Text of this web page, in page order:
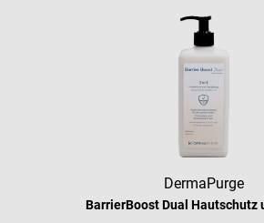
DermaPurge
BarrierBoost Dual Hautschutz